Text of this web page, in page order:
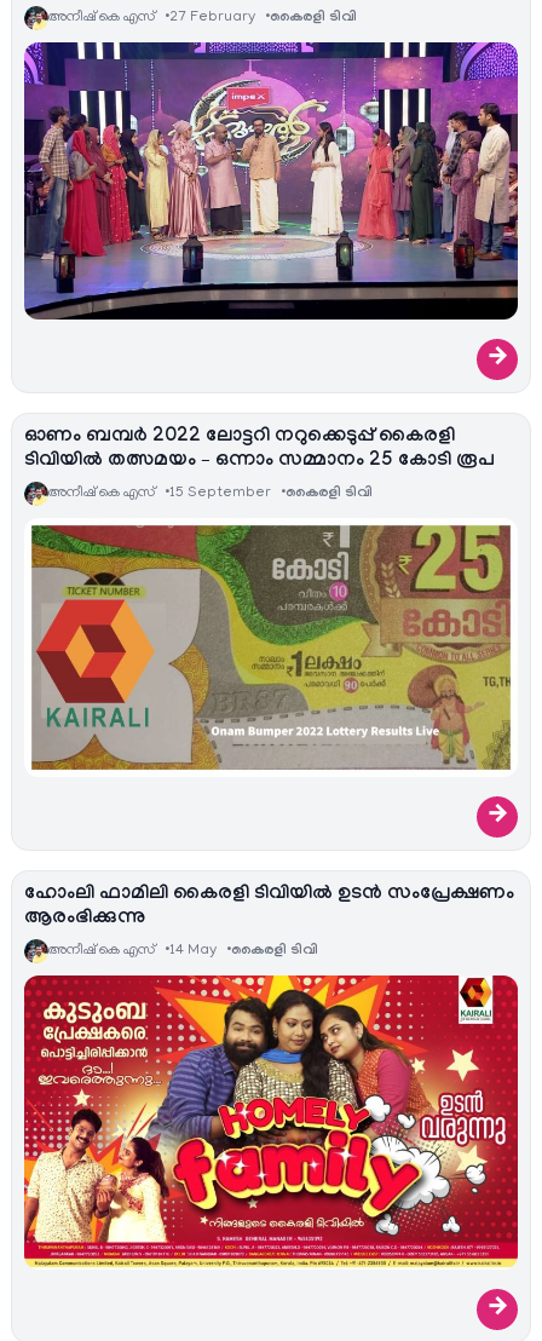
അനീഷ്‌ കെ എസ് 27 February കൈരളി ടിവി
→
ഓണം ബമ്പർ 2022 ലോട്ടറി നറുക്കെടുപ്പ് കൈരളി
ടിവിയിൽ തത്സമയം – ഒന്നാം സമ്മാനം 25 കോടി രൂപ
അനീഷ്‌ കെ എസ് 15 September കൈരളി ടിവി
→
ഹോംലി ഫാമിലി കൈരളി ടിവിയിൽ ഉടന്‍ സംപ്രേക്ഷണം
ആരംഭിക്കുന്നു
അനീഷ്‌ കെ എസ് 14 May കൈരളി ടിവി
→